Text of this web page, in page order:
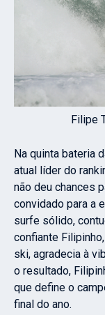
Filipe
Na quinta bateria
atual líder do
não deu chances
convidado para a
surfe sólido,
confiante
ski, agradecia à
o resultado,
que define o
final do ano.